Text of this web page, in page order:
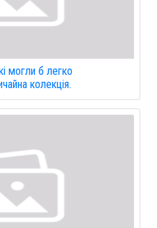
могли б легко
колекція.